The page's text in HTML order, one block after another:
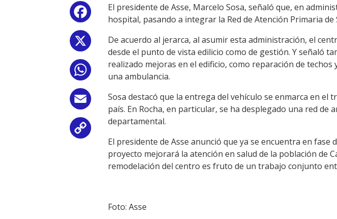
Facebook
Email
Link
El presidente de Asse, Marcelo Sosa, señaló que, en
hospital, pasando a integrar la Red de Atención Primaria de
De acuerdo al jerarca, al asumir esta administración, el
desde el punto de vista edilicio como de gestión. Y señaló
realizado mejoras en el edificio, como reparación de
una ambulancia.
Sosa destacó que la entrega del vehículo se enmarca en
país. En Rocha, en particular, se ha desplegado una red
departamental.
El presidente de Asse anunció que ya se encuentra en fase
proyecto mejorará la atención en salud de la población de
remodelación del centro es fruto de un trabajo conjunto
Foto: Asse